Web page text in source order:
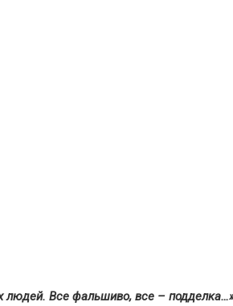
людей. Все фальшиво, все –